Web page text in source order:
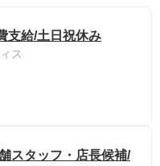
支給/土日祝休み
ス
スタッフ・店長候補/